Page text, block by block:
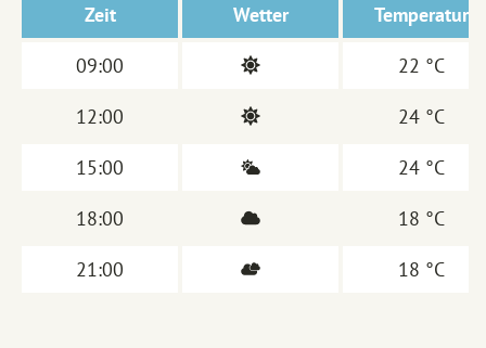
Zeit Wetter Temperatur
09:00 22 °C
12:00 24 °C
15:00 24 °C
18:00 18 °C
21:00 18 °C